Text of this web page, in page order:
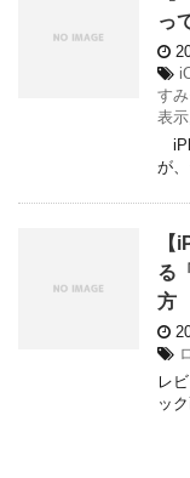
っ
す
表示
が
る
方
レ
ッ